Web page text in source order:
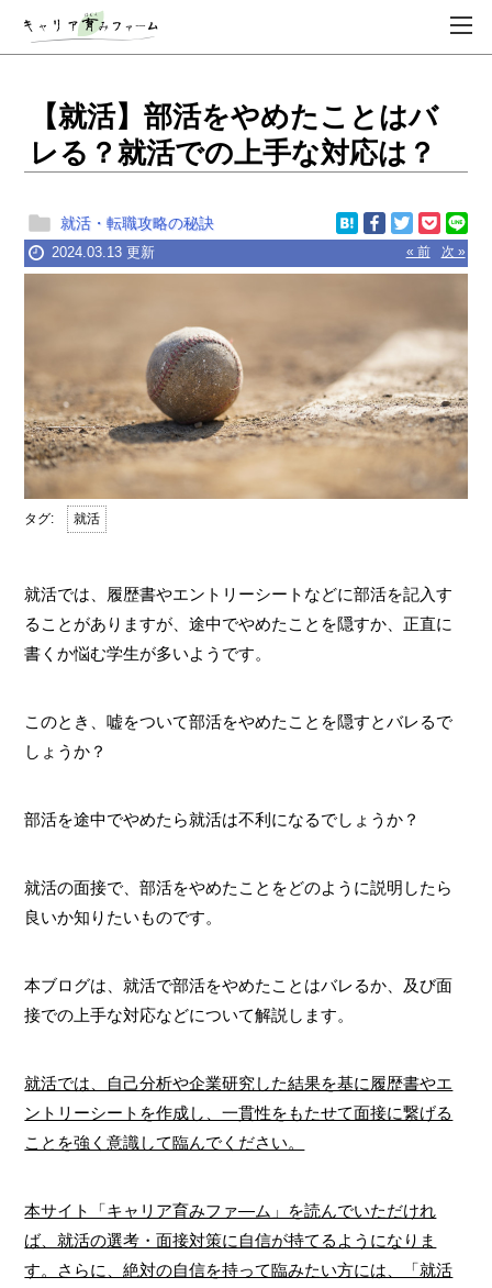
【就活】部活をやめたことはバ
レる？就活での上手な対応は？
就活・転職攻略の秘訣
2024.03.13 更新 次 »
« 前
就活
就活では、履歴書やエントリーシートなどに部活を記入す
ることがありますが、途中でやめたことを隠すか、正直に
書くか悩む学生が多いようです。
このとき、嘘をついて部活をやめたことを隠すとバレるで
しょうか？
部活を途中でやめたら就活は不利になるでしょうか？
就活の面接で、部活をやめたことをどのように説明したら
良いか知りたいものです。
本ブログは、就活で部活をやめたことはバレるか、及び面
接での上手な対応などについて解説します。
就活では、自己分析や企業研究した結果を基に履歴書やエ
ントリーシートを作成し、一貫性をもたせて面接に繋げる
ことを強く意識して臨んでください。
本サイト「キャリア育みファ―ム」を読んでいただけれ
ば、就活の選考・面接対策に自信が持てるようになりま
す。さらに、絶対の自信を持って臨みたい方には、「就活